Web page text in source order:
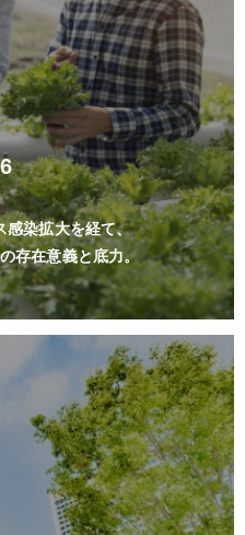
感染拡大を経て、
存在意義と底力。